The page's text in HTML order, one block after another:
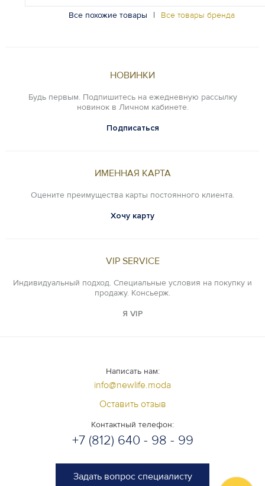
Все похожие товары | Все товары бренда
НОВИНКИ
Будь первым. Подпишитесь на ежедневную рассылку
новинок в Личном кабинете.
Подписаться
ИМЕННАЯ КАРТА
Оцените преимущества карты постоянного клиента.
Хочу карту
VIP SERVICE
Индивидуальный подход. Специальные условия на покупку и
продажу. Консьерж.
Я VIP
Написать нам:
info@newlife.moda
Оставить отзыв
Контактный телефон:
+7 (812) 640 - 98 - 99
Задать вопрос специалисту